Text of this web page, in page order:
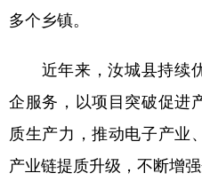
法律
学术中国 乡村振兴
彩票 娱乐
多个乡镇。
近年来，汝城县持续
企服务，以项目突破促进
质生产力，推动电子产业
产业链提质升级，不断增